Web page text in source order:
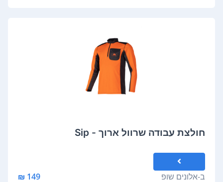
חולצת עבודה שרוול ארוך - Sip
ב-אלונים שופ 149 ₪